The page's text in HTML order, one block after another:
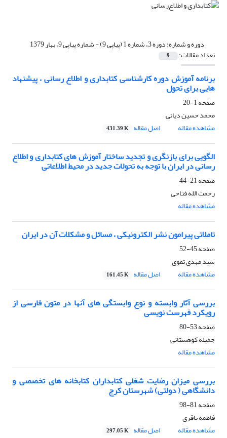
دوره و شماره:دوره 3، شماره 1 (پیاپی 9) - شماره پیاپی 9، بهار 1379
تعداد مقالات: 9
برنامه آموزش دوره کارشناسی کتابداری و اطلاع رسانی ، پیشنهاد
هایی برای تحول
صفحه1-20
محمد حسین دیانی
مشاهده مقاله
اصل مقاله 431.39 K
الگویی برای بازنگری و تجدید ساختار آموزش های کتابداری و اطلاع
رسانی در ایران با توجه به تحولات جدید در محیط اطلاعاتی
صفحه21-44
رحمت الله فتاحی
مشاهده مقاله
تاملاتی پیرامون نشر الکترونیکی ، مسائل و مشکلات آن در ایران
صفحه45-52
سید مهدی تقوی
مشاهده مقاله
اصل مقاله 161.45 K
بررسی آثار وابسته و نوع وابستگی های آنها در متون فارسی از
رویکرد فهرست نویسی
صفحه53-80
جمیله کوهستانی
مشاهده مقاله
بررسی میزان رضایت شغلی کتابداران کتابخانه های تخصصی و
دانشگاهی ( دولتی) شهرستان کرج
صفحه81-98
فاطمه باقری
مشاهده مقاله
اصل مقاله 297.05 K